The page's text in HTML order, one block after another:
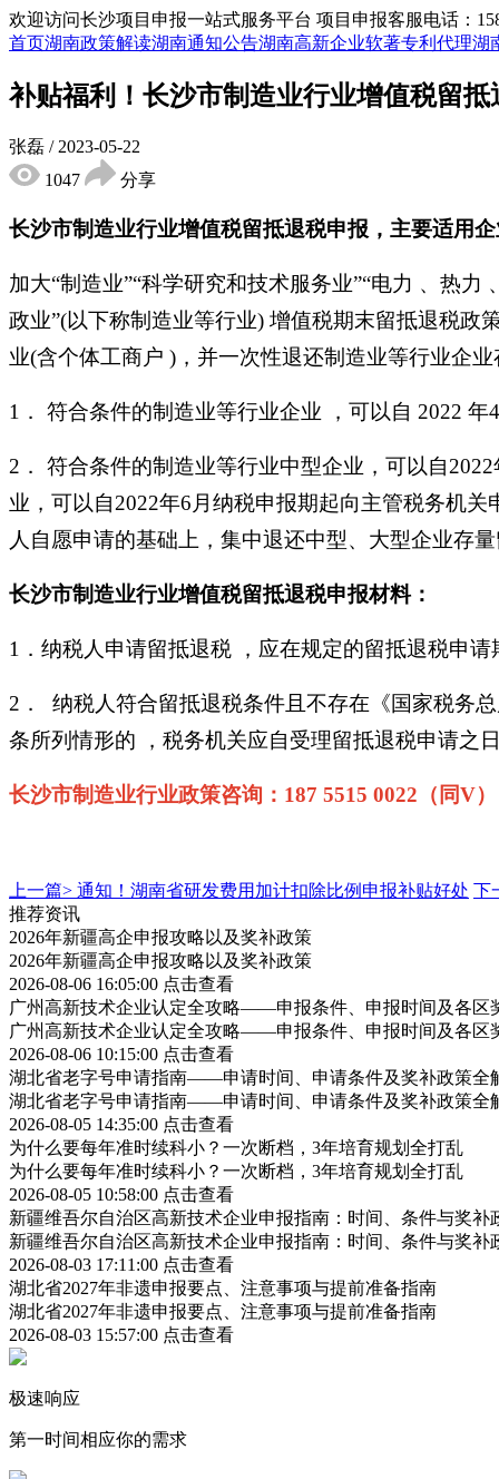
欢迎访问长沙项目申报一站式服务平台 项目申报客服电话：
首页湖南政策解读湖南通知公告湖南高新企业软著专利代理湖
补贴福利！长沙市制造业行业增值税留抵
张磊 / 2023-05-22
1047
分享
长沙市制造业行业增值税留抵退税申报，主要适用
加大“制造业”“科学研究和技术服务业”“电力 、热
政业”(以下称制造业等行业) 增值税期末留抵退税
业(含个体工商户 )，并一次性退还制造业等行业企
1． 符合条件的制造业等行业企业 ，可以自 2022
2． 符合条件的制造业等行业中型企业，可以自
业，可以自2022年6月纳税申报期起向主管税务机
人自愿申请的基础上，集中退还中型、大型企业存
长沙市制造业行业增值税留抵退税申报材料：
1．纳税人申请留抵退税 ，应在规定的留抵退税申请
2． 纳税人符合留抵退税条件且不存在《国家税务
条所列情形的 ，税务机关应自受理留抵退税申请之
长沙市制造业行业政策咨询：187 5515 0022（同V）
上一篇> 通知！湖南省研发费用加计扣除比例申报补贴好处 下
推荐资讯
2026年新疆高企申报攻略以及奖补政策
2026年新疆高企申报攻略以及奖补政策
2026-08-06 16:05:00 点击查看
广州高新技术企业认定全攻略——申报条件、申报时间及各区
广州高新技术企业认定全攻略——申报条件、申报时间及各区
2026-08-06 10:15:00 点击查看
湖北省老字号申请指南——申请时间、申请条件及奖补政策全
湖北省老字号申请指南——申请时间、申请条件及奖补政策全
2026-08-05 14:35:00 点击查看
为什么要每年准时续科小？一次断档，3年培育规划全打乱
为什么要每年准时续科小？一次断档，3年培育规划全打乱
2026-08-05 10:58:00 点击查看
新疆维吾尔自治区高新技术企业申报指南：时间、条件与奖补
新疆维吾尔自治区高新技术企业申报指南：时间、条件与奖补
2026-08-03 17:11:00 点击查看
湖北省2027年非遗申报要点、注意事项与提前准备指南
湖北省2027年非遗申报要点、注意事项与提前准备指南
2026-08-03 15:57:00 点击查看
极速响应
第一时间相应你的需求